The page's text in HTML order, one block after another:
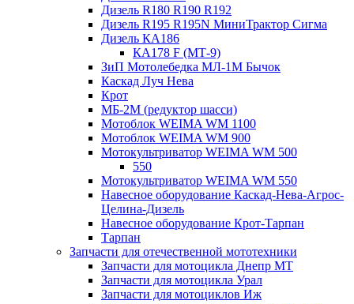
Дизель R180 R190 R192
Дизель R195 R195N МиниТрактор Сигма
Дизель КА186
КА178 F (МТ-9)
ЗиП Мотолебедка МЛ-1М Бычок
Каскад Луч Нева
Крот
МБ-2М (редуктор шасси)
Мотоблок WEIMA WM 1100
Мотоблок WEIMA WM 900
Мотокультриватор WEIMA WM 500
550
Мотокультриватор WEIMA WM 550
Навесное оборудование Каскад-Нева-Агрос-
Целина-Дизель
Навесное оборудование Крот-Тарпан
Тарпан
Запчасти для отечественной мототехники
Запчасти для мотоцикла Днепр МТ
Запчасти для мотоцикла Урал
Запчасти для мотоциклов Иж